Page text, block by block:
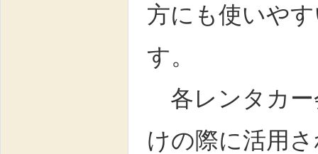
方にも使いや
す。
各レンタカー
けの際に活用